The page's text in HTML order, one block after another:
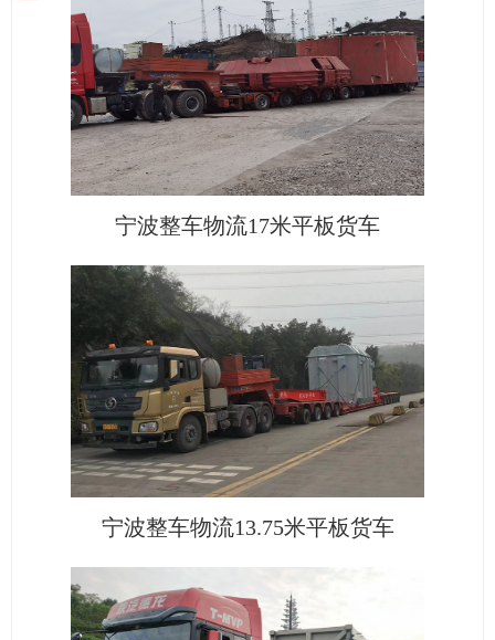
宁波整车物流17米平板货车
宁波整车物流13.75米平板货车